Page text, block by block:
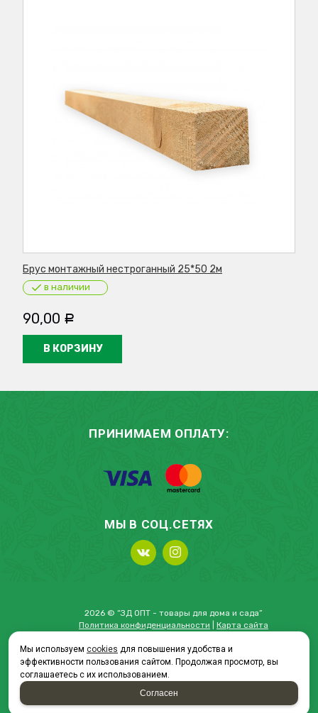
Брус монтажный нестроганный 25*50 2м
в наличии
90,00 Р
В КОРЗИНУ
ПРИНИМАЕМ ОПЛАТУ:
МЫ В СОЦ.СЕТЯХ
2026 © “ЗД ОПТ - товары для дома и сада”
Политика конфиденциальности
Карта сайта
Мы используем cookies для повышения удобства и
эффективности пользования сайтом. Продолжая просмотр, вы
соглашаетесь с их использованием.
Согласен